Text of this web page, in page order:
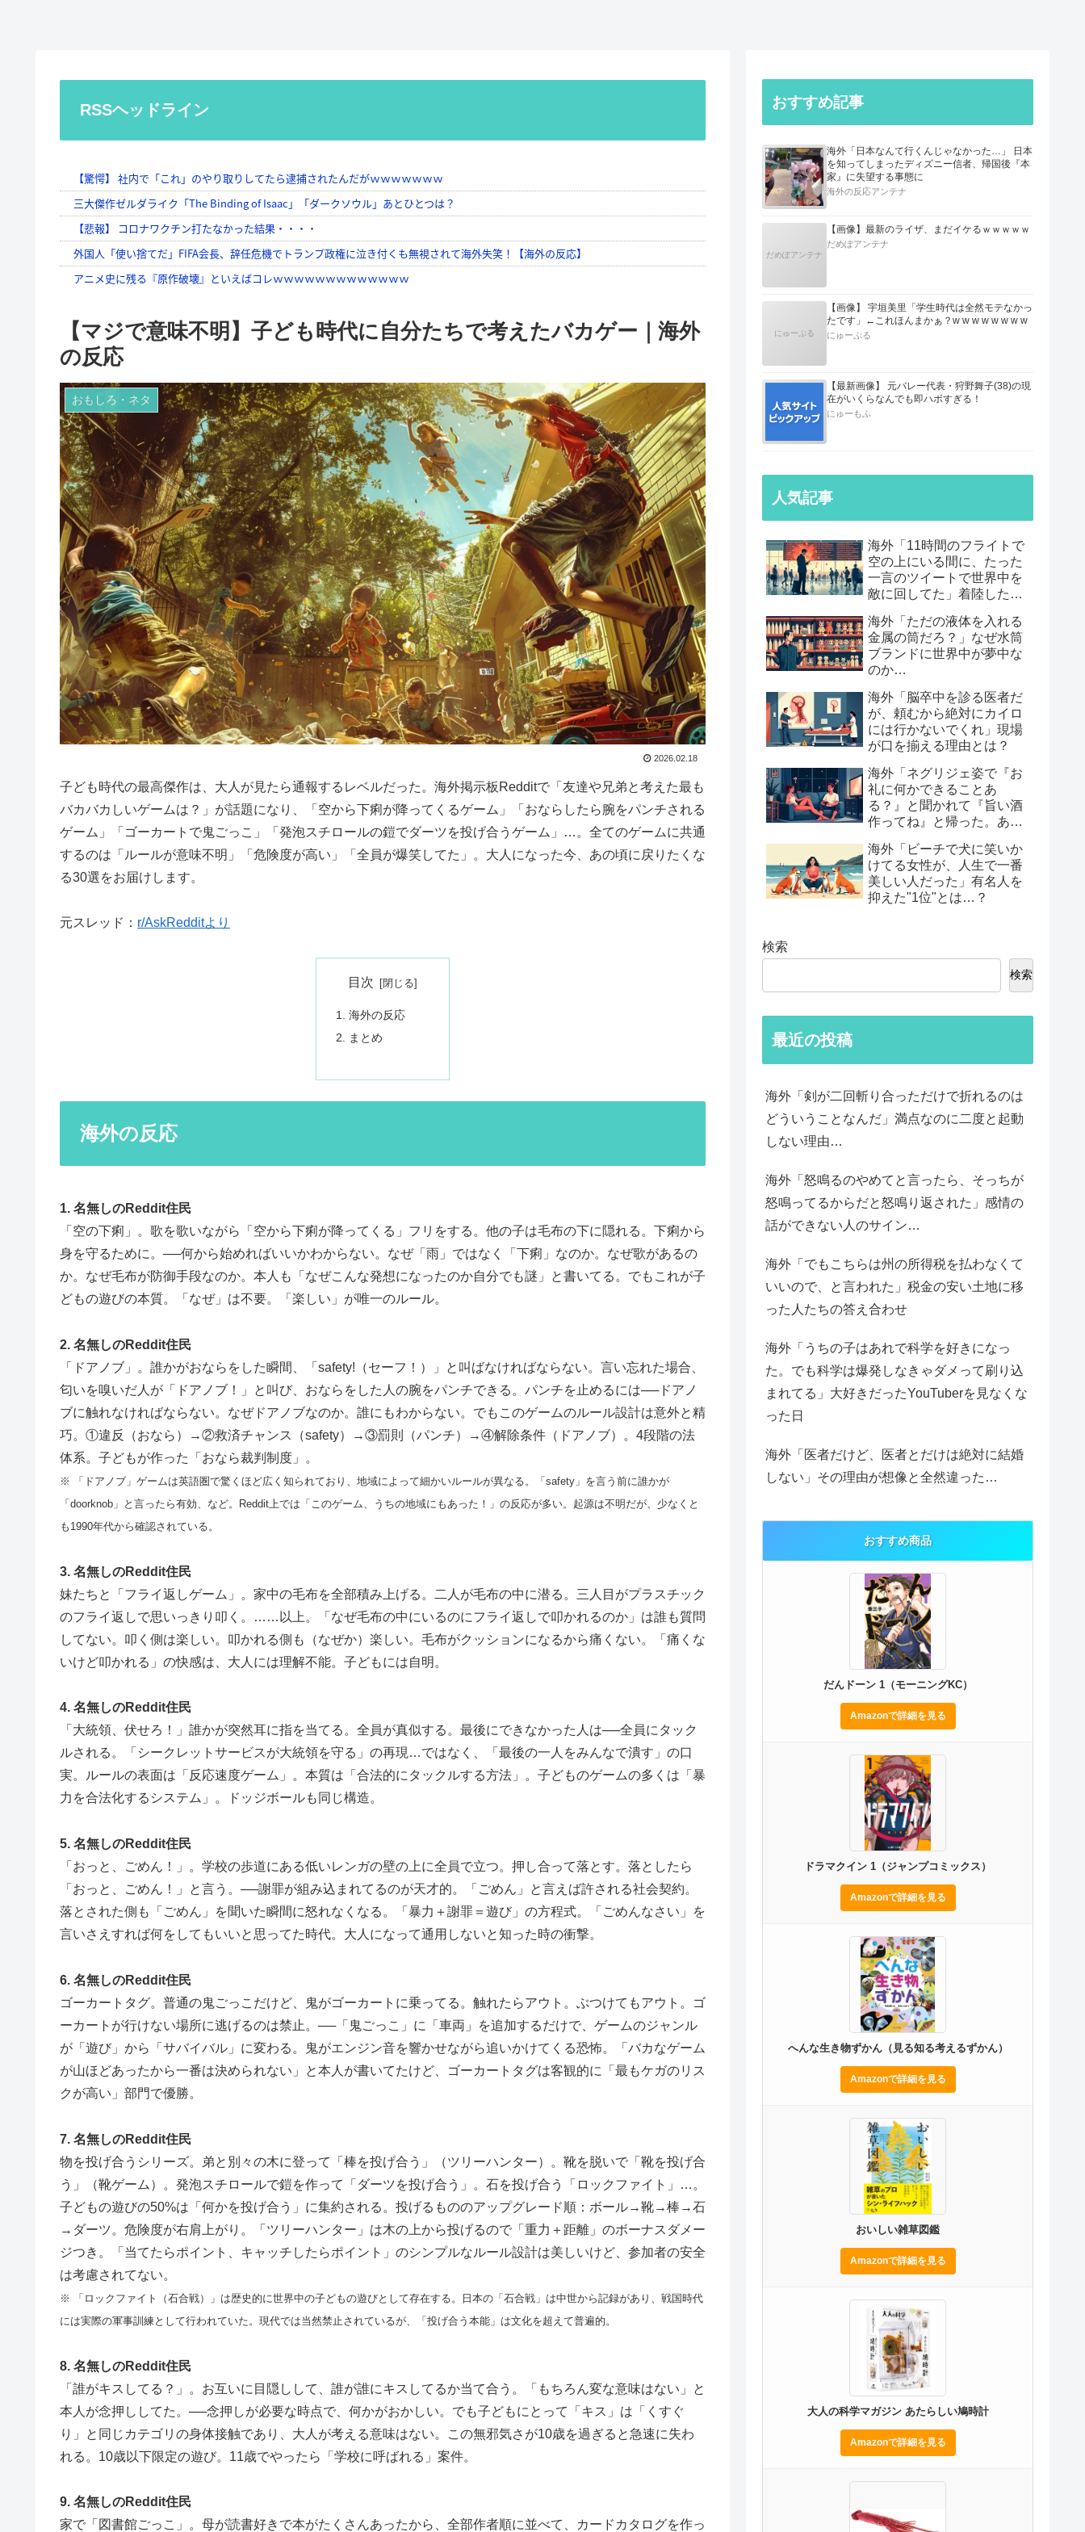
RSSヘッドライン
【マジで意味不明】子ども時代に自分たちで考えたバカゲー｜海外
の反応
おもしろ・ネタ
2026.02.18
子ども時代の最高傑作は、大人が見たら通報するレベルだった。海外掲示板Redditで「友達や兄弟と考えた最も
バカバカしいゲームは？」が話題になり、「空から下痢が降ってくるゲーム」「おならしたら腕をパンチされる
ゲーム」「ゴーカートで鬼ごっこ」「発泡スチロールの鎧でダーツを投げ合うゲーム」…。全てのゲームに共通
するのは「ルールが意味不明」「危険度が高い」「全員が爆笑してた」。大人になった今、あの頃に戻りたくな
る30選をお届けします。
元スレッド： r/AskRedditより
目次
海外の反応
まとめ
海外の反応
1. 名無しのReddit住民
「空の下痢」。歌を歌いながら「空から下痢が降ってくる」フリをする。他の子は毛布の下に隠れる。下痢から
身を守るために。──何から始めればいいかわからない。なぜ「雨」ではなく「下痢」なのか。なぜ歌があるの
か。なぜ毛布が防御手段なのか。本人も「なぜこんな発想になったのか自分でも謎」と書いてる。でもこれが子
どもの遊びの本質。「なぜ」は不要。「楽しい」が唯一のルール。
2. 名無しのReddit住民
「ドアノブ」。誰かがおならをした瞬間、「safety!（セーフ！）」と叫ばなければならない。言い忘れた場合、
匂いを嗅いだ人が「ドアノブ！」と叫び、おならをした人の腕をパンチできる。パンチを止めるには──ドアノ
ブに触れなければならない。なぜドアノブなのか。誰にもわからない。でもこのゲームのルール設計は意外と精
巧。①違反（おなら）→②救済チャンス（safety）→③罰則（パンチ）→④解除条件（ドアノブ）。4段階の法
体系。子どもが作った「おなら裁判制度」。
※ 「ドアノブ」ゲームは英語圏で驚くほど広く知られており、地域によって細かいルールが異なる。「safety」を言う前に誰かが
「doorknob」と言ったら有効、など。Reddit上では「このゲーム、うちの地域にもあった！」の反応が多い。起源は不明だが、少なくと
も1990年代から確認されている。
3. 名無しのReddit住民
妹たちと「フライ返しゲーム」。家中の毛布を全部積み上げる。二人が毛布の中に潜る。三人目がプラスチック
のフライ返しで思いっきり叩く。……以上。「なぜ毛布の中にいるのにフライ返しで叩かれるのか」は誰も質問
してない。叩く側は楽しい。叩かれる側も（なぜか）楽しい。毛布がクッションになるから痛くない。「痛くな
いけど叩かれる」の快感は、大人には理解不能。子どもには自明。
4. 名無しのReddit住民
「大統領、伏せろ！」誰かが突然耳に指を当てる。全員が真似する。最後にできなかった人は──全員にタック
ルされる。「シークレットサービスが大統領を守る」の再現…ではなく、「最後の一人をみんなで潰す」の口
実。ルールの表面は「反応速度ゲーム」。本質は「合法的にタックルする方法」。子どものゲームの多くは「暴
力を合法化するシステム」。ドッジボールも同じ構造。
5. 名無しのReddit住民
「おっと、ごめん！」。学校の歩道にある低いレンガの壁の上に全員で立つ。押し合って落とす。落としたら
「おっと、ごめん！」と言う。──謝罪が組み込まれてるのが天才的。「ごめん」と言えば許される社会契約。
落とされた側も「ごめん」を聞いた瞬間に怒れなくなる。「暴力＋謝罪＝遊び」の方程式。「ごめんなさい」を
言いさえすれば何をしてもいいと思ってた時代。大人になって通用しないと知った時の衝撃。
6. 名無しのReddit住民
ゴーカートタグ。普通の鬼ごっこだけど、鬼がゴーカートに乗ってる。触れたらアウト。ぶつけてもアウト。ゴ
ーカートが行けない場所に逃げるのは禁止。──「鬼ごっこ」に「車両」を追加するだけで、ゲームのジャンル
が「遊び」から「サバイバル」に変わる。鬼がエンジン音を響かせながら追いかけてくる恐怖。「バカなゲーム
が山ほどあったから一番は決められない」と本人が書いてたけど、ゴーカートタグは客観的に「最もケガのリス
クが高い」部門で優勝。
7. 名無しのReddit住民
物を投げ合うシリーズ。弟と別々の木に登って「棒を投げ合う」（ツリーハンター）。靴を脱いで「靴を投げ合
う」（靴ゲーム）。発泡スチロールで鎧を作って「ダーツを投げ合う」。石を投げ合う「ロックファイト」…。
子どもの遊びの50%は「何かを投げ合う」に集約される。投げるもののアップグレード順：ボール→靴→棒→石
→ダーツ。危険度が右肩上がり。「ツリーハンター」は木の上から投げるので「重力＋距離」のボーナスダメー
ジつき。「当てたらポイント、キャッチしたらポイント」のシンプルなルール設計は美しいけど、参加者の安全
は考慮されてない。
※ 「ロックファイト（石合戦）」は歴史的に世界中の子どもの遊びとして存在する。日本の「石合戦」は中世から記録があり、戦国時代
には実際の軍事訓練として行われていた。現代では当然禁止されているが、「投げ合う本能」は文化を超えて普遍的。
8. 名無しのReddit住民
「誰がキスしてる？」。お互いに目隠しして、誰が誰にキスしてるか当て合う。「もちろん変な意味はない」と
本人が念押ししてた。──念押しが必要な時点で、何かがおかしい。でも子どもにとって「キス」は「くすぐ
り」と同じカテゴリの身体接触であり、大人が考える意味はない。この無邪気さが10歳を過ぎると急速に失わ
れる。10歳以下限定の遊び。11歳でやったら「学校に呼ばれる」案件。
9. 名無しのReddit住民
家で「図書館ごっこ」。母が読書好きで本がたくさんあったから、全部作者順に並べて、カードカタログを作っ
おすすめ記事
海外「日本なんて行くんじゃなかった…」 日本
を知ってしまったディズニー信者、帰国後『本
家』に失望する事態に
海外の反応アンテナ
だめぽアンテナ
【画像】最新のライザ、まだイケるｗｗｗｗｗ
だめぽアンテナ
にゅーぷる
【画像】 宇垣美里「学生時代は全然モテなかっ
たです」←これほんまかぁ？w w w w w w w w
にゅーぷる
【最新画像】 元バレー代表・狩野舞子(38)の現
在がいくらなんでも即ハボすぎる！
にゅーもふ
人気記事
海外「11時間のフライトで
空の上にいる間に、たった
一言のツイートで世界中を
敵に回してた」着陸したら
海外「ただの液体を入れる
金属の筒だろ？」なぜ水筒
ブランドに世界中が夢中な
のか…
海外「脳卒中を診る医者だ
が、頼むから絶対にカイロ
には行かないでくれ」現場
が口を揃える理由とは？
海外「ネグリジェ姿で『お
礼に何かできることあ
る？』と聞かれて『旨い酒
作ってね』と帰った。あれ
る男たちの後悔談…
海外「ビーチで犬に笑いか
けてる女性が、人生で一番
美しい人だった」有名人を
抑えた"1位"とは…？
検索
検索
最近の投稿
海外「剣が二回斬り合っただけで折れるのは
どういうことなんだ」満点なのに二度と起動
しない理由…
海外「怒鳴るのやめてと言ったら、そっちが
怒鳴ってるからだと怒鳴り返された」感情の
話ができない人のサイン…
海外「でもこちらは州の所得税を払わなくて
いいので、と言われた」税金の安い土地に移
った人たちの答え合わせ
海外「うちの子はあれで科学を好きになっ
た。でも科学は爆発しなきゃダメって刷り込
まれてる」大好きだったYouTuberを見なくな
った日
海外「医者だけど、医者とだけは絶対に結婚
しない」その理由が想像と全然違った…
おすすめ商品
だんドーン 1（モーニングKC）
Amazonで詳細を見る
ドラマクイン 1（ジャンプコミックス）
Amazonで詳細を見る
へんな生き物ずかん（見る知る考えるずかん）
Amazonで詳細を見る
おいしい雑草図鑑
Amazonで詳細を見る
大人の科学マガジン あたらしい鳩時計
Amazonで詳細を見る